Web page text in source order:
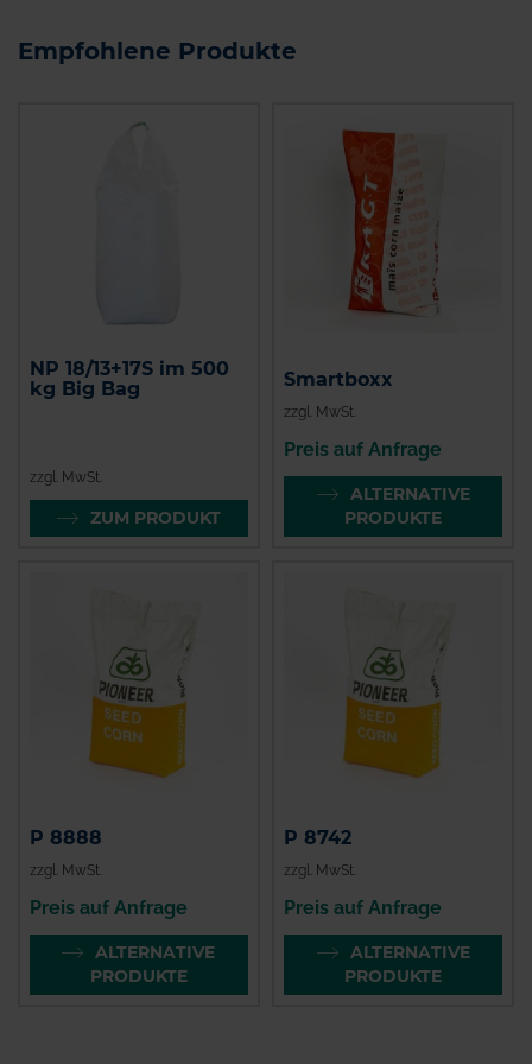
Empfohlene Produkte
NP 18/13+17S im 500
kg Big Bag
zzgl. MwSt.
ZUM PRODUKT
Smartboxx
zzgl. MwSt.
Preis auf Anfrage
ALTERNATIVE
PRODUKTE
P 8888
zzgl. MwSt.
Preis auf Anfrage
ALTERNATIVE
PRODUKTE
P 8742
zzgl. MwSt.
Preis auf Anfrage
ALTERNATIVE
PRODUKTE